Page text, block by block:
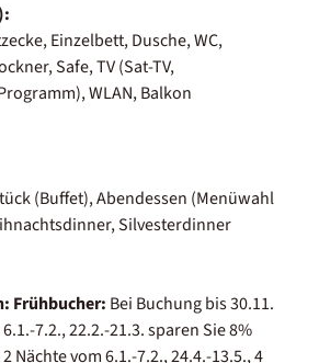
Einzelbett, Dusche, WC,
Safe, TV (Sat-TV,
WLAN, Balkon
(Buffet), Abendessen (Menüwahl
Silvesterdinner
Frühbucher: Bei Buchung bis 30.11.
7.2., 22.2.-21.3. sparen Sie 8%
2 Nächte vom 6.1.-7.2., 24.4.-13.5., 4